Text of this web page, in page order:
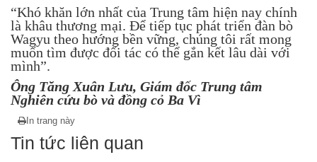
“Khó khăn lớn nhất của Trung tâm hiện nay chính
là khâu thương mại. Để tiếp tục phát triển đàn bò
Wagyu theo hướng bền vững, chúng tôi rất mong
muốn tìm được đối tác có thể gắn kết lâu dài với
mình”.
Ông Tăng Xuân Lưu, Giám đốc Trung tâm
Nghiên cứu bò và đồng cỏ Ba Vì
In trang này
Tin tức liên quan